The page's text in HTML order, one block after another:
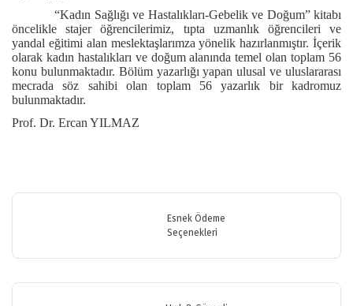
“Kadın Sağlığı ve Hastalıkları-Gebelik ve Doğum” kitabı
öncelikle stajer öğrencilerimiz, tıpta uzmanlık öğrencileri ve
yandal eğitimi alan meslektaşlarımza yönelik hazırlanmıştır. İçerik
olarak kadın hastalıkları ve doğum alanında temel olan toplam 56
konu bulunmaktadır. Bölüm yazarlığı yapan ulusal ve uluslararası
mecrada söz sahibi olan toplam 56 yazarlık bir kadromuz
bulunmaktadır.
Prof. Dr. Ercan YILMAZ
Bu ürüne ilk yorumu siz yapın!
Görüş ve önerileriniz için teşekkür ederiz.
Ürün resmi kalitesiz, bozuk veya görüntülenemiyor.
Esnek Ödeme
Seçenekleri